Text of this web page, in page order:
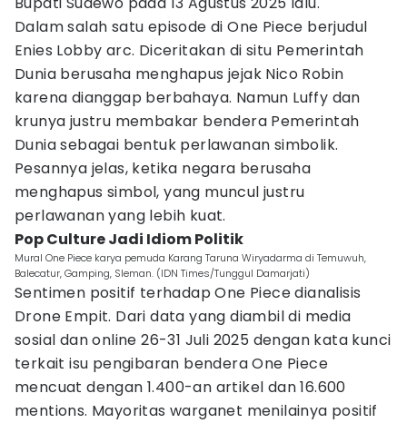
Dalam salah satu episode di One Piece berjudul
Enies Lobby arc. Diceritakan di situ Pemerintah
Dunia berusaha menghapus jejak Nico Robin
karena dianggap berbahaya. Namun Luffy dan
krunya justru membakar bendera Pemerintah
Dunia sebagai bentuk perlawanan simbolik.
Pesannya jelas, ketika negara berusaha
menghapus simbol, yang muncul justru
perlawanan yang lebih kuat.
Pop Culture Jadi Idiom Politik
Mural One Piece karya pemuda Karang Taruna Wiryadarma di Temuwuh,
Balecatur, Gamping, Sleman. (IDN Times/Tunggul Damarjati)
Sentimen positif terhadap One Piece dianalisis
Drone Empit. Dari data yang diambil di media
sosial dan online 26-31 Juli 2025 dengan kata kunci
terkait isu pengibaran bendera One Piece
mencuat dengan 1.400-an artikel dan 16.600
mentions. Mayoritas warganet menilainya positif